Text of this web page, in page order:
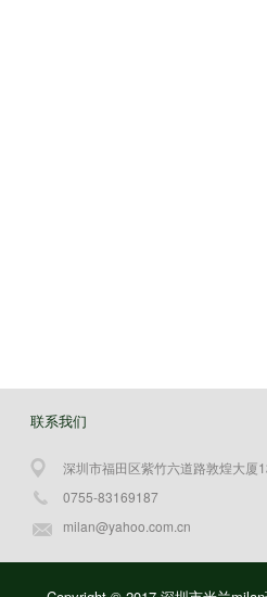
联系我们
深圳市福田区紫竹六道路敦煌大厦
0755-83169187
milan@yahoo.com.cn